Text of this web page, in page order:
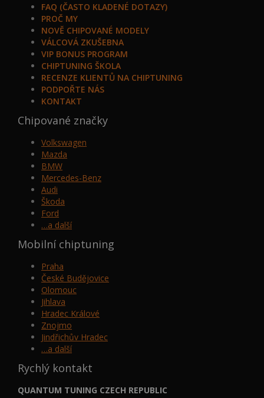
FAQ (ČASTO KLADENÉ DOTAZY)
PROČ MY
NOVĚ CHIPOVANÉ MODELY
VÁLCOVÁ ZKUŠEBNA
VIP BONUS PROGRAM
CHIPTUNING ŠKOLA
RECENZE KLIENTŮ NA CHIPTUNING
PODPOŘTE NÁS
KONTAKT
Chipované značky
Volkswagen
Mazda
BMW
Mercedes-Benz
Audi
Škoda
Ford
…a další
Mobilní chiptuning
Praha
České Budějovice
Olomouc
Jihlava
Hradec Králové
Znojmo
Jindřichův Hradec
…a další
Rychlý kontakt
QUANTUM TUNING CZECH REPUBLIC